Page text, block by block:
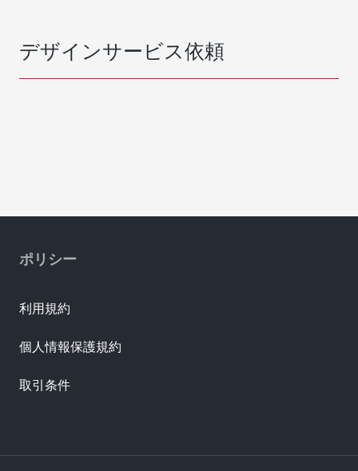
デザインサービス依頼
ポリシー
利用規約
個人情報保護規約
取引条件